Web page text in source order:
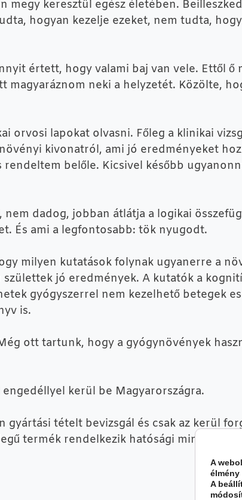
megy keresztül egész életében.
hogyan kezelje ezeket, nem tudta,
értett, hogy valami baj van vele. Ettől ő
neki a helyzetét. Közölte,
orvosi lapokat olvasni. Főleg a klinikai
kivonatról, ami jó eredményeket
rendeltem belőle. Kicsivel később
dadog, jobban átlátja a logikai
És ami a legfontosabb: tök nyugodt.
milyen kutatások folynak ugyanerre a
jó eredmények. A kutatók a
gyógyszerrel nem kezelhető betegek
is.
ott tartunk, hogy a gyógynövények
kerül be Magyarországra.
gyártási tételt bevizsgál és csak az kerül
termék rendelkezik hatósági minősítéssel
A
A